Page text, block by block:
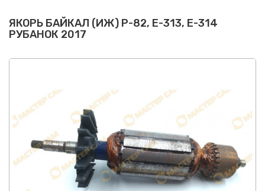
ЯКОРЬ БАЙКАЛ (ИЖ) Р-82, E-313, E-314
РУБАНОК 2017